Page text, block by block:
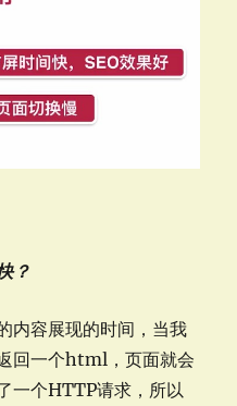
？
内容展现的时间，当我
回一个html，页面就会
一个HTTP请求，所以